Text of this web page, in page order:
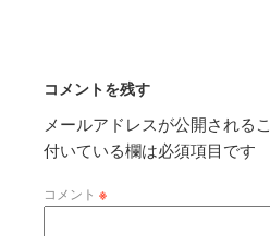
コメントを残す
メールアドレスが公開される
付いている欄は必須項目です
コメント ※